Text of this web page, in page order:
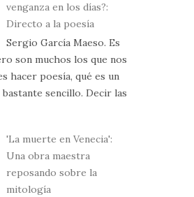
venganza en los días?:
Directo a la poesía
Sergio García Maeso. Es
son muchos los que nos
hacer poesía, qué es un
bastante sencillo. Decir las
'La muerte en Venecia':
Una obra maestra
reposando sobre la
mitología